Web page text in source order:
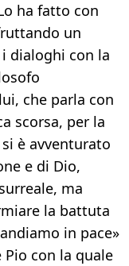
ha fatto con
un
dialoghi con la
che parla con
scorsa, per la
è avventurato
e di Dio,
ma
la battuta
in pace»
con la quale